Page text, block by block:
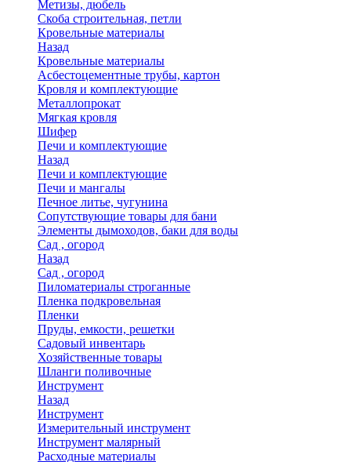
Метизы, дюбель
Скоба строительная, петли
Кровельные материалы
Назад
Кровельные материалы
Асбестоцементные трубы, картон
Кровля и комплектующие
Металлопрокат
Мягкая кровля
Шифер
Печи и комплектующие
Назад
Печи и комплектующие
Печи и мангалы
Печное литье, чугунина
Сопутствующие товары для бани
Элементы дымоходов, баки для воды
Сад , огород
Назад
Сад , огород
Пиломатериалы строганные
Пленка подкровельная
Пленки
Пруды, емкости, решетки
Садовый инвентарь
Хозяйственные товары
Шланги поливочные
Инструмент
Назад
Инструмент
Измерительный инструмент
Инструмент малярный
Расходные материалы